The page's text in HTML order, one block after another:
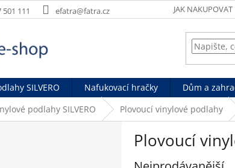
501 111 efatra@fatra.cz JAK NAKUPOVAT
SILVERO Nafukovací hračky Dům a
podlahy SILVERO Plovoucí vinylové podlahy
Plovoucí